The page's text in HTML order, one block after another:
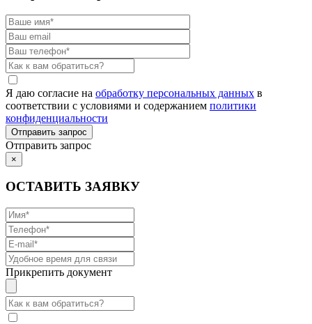
Я даю согласие на обработку персональных данных в
соответствии с условиями и содержанием политики
конфиденциальности
Отправить запрос
×
ОСТАВИТЬ ЗАЯВКУ
Прикрепить документ